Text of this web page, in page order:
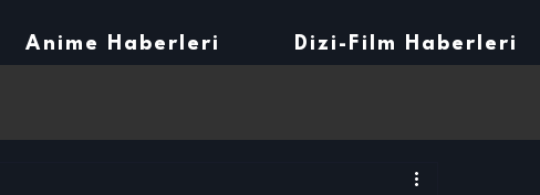
Anime Haberleri Dizi-Film Haberleri